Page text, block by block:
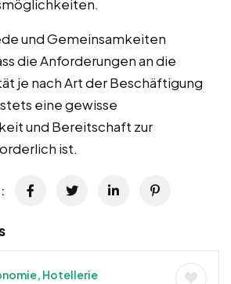
und Gemeinsamkeiten
die Anforderungen an die
je nach Art der Beschäftigung
eine gewisse
und Bereitschaft zur
ist.
Hotellerie